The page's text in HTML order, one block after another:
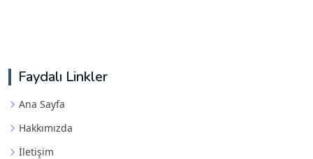
Faydalı Linkler
Ana Sayfa
Hakkımızda
İletişim